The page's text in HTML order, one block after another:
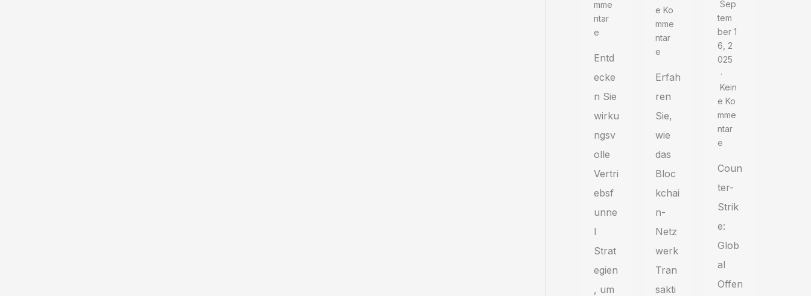
Mme
Ntar
E
Entd
ecke
n Sie
wirku
ngsv
olle
Vertri
ebsf
unne
l
Strat
egien
, um
E Ko
Mme
Ntar
E
Erfah
ren
Sie,
wie
das
Bloc
kchai
n-
Netz
werk
Tran
sakti
Sep
Tem
Ber 1
6, 2
025
Kein
E Ko
Mme
Ntar
E
Coun
ter-
Strik
e:
Glob
al
Offen